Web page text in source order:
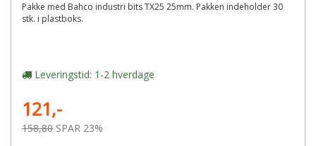
Pakke med Bahco industri bits TX25 25mm. Pakken indeholder 30
stk. i plastboks.
Leveringstid: 1-2 hverdage
121,-
158,80 SPAR 23%